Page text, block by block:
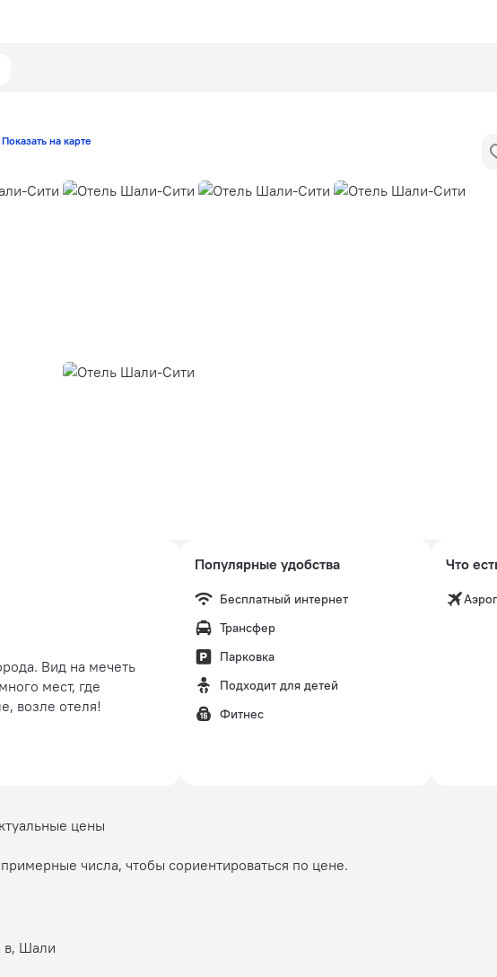
Показать на карте
Вид на мечеть
мест, где
возле отеля!
Популярные удобства
Бесплатный интернет
Трансфер
Парковка
Подходит для детей
Фитнес
Что
цены
числа, чтобы сориентироваться по цене.
в, Шали